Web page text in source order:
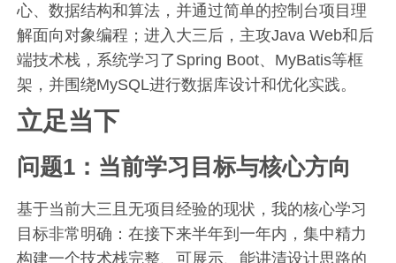
心、数据结构和算法，并通过简单的控制台项目理
解面向对象编程；进入大三后，主攻Java Web和后
端技术栈，系统学习了Spring Boot、MyBatis等框
架，并围绕MySQL进行数据库设计和优化实践。
立足当下
问题1：当前学习目标与核心方向
基于当前大三且无项目经验的现状，我的核心学习
目标非常明确：在接下来半年到一年内，集中精力
构建一个技术栈完整、可展示、能讲清设计思路的